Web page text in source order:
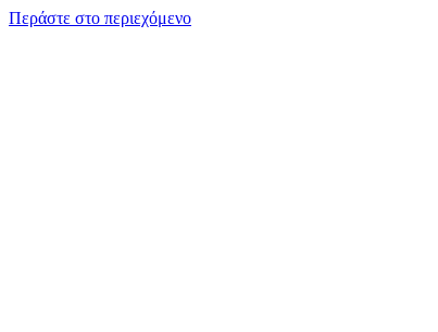
Περάστε στο περιεχόμενο